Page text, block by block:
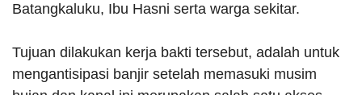
Batangkaluku, Ibu Hasni serta warga sekitar.
Tujuan dilakukan kerja bakti tersebut, adalah untuk
mengantisipasi banjir setelah memasuki musim